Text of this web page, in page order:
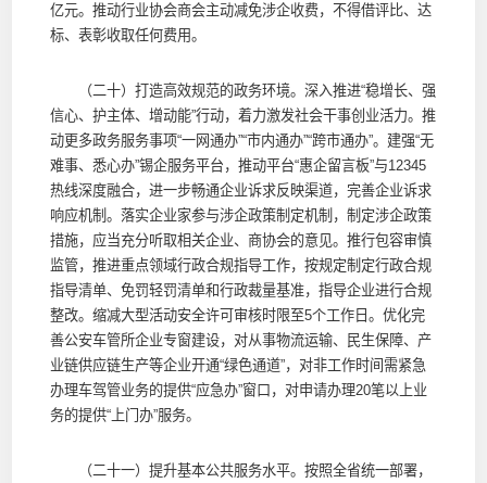
亿元。推动行业协会商会主动减免涉企收费，不得借评比、达
标、表彰收取任何费用。
（二十）打造高效规范的政务环境。深入推进“稳增长、强
信心、护主体、增动能”行动，着力激发社会干事创业活力。推
动更多政务服务事项“一网通办”“市内通办”“跨市通办”。建强“无
难事、悉心办”锡企服务平台，推动平台“惠企留言板”与12345
热线深度融合，进一步畅通企业诉求反映渠道，完善企业诉求
响应机制。落实企业家参与涉企政策制定机制，制定涉企政策
措施，应当充分听取相关企业、商协会的意见。推行包容审慎
监管，推进重点领域行政合规指导工作，按规定制定行政合规
指导清单、免罚轻罚清单和行政裁量基准，指导企业进行合规
整改。缩减大型活动安全许可审核时限至5个工作日。优化完
善公安车管所企业专窗建设，对从事物流运输、民生保障、产
业链供应链生产等企业开通“绿色通道”，对非工作时间需紧急
办理车驾管业务的提供“应急办”窗口，对申请办理20笔以上业
务的提供“上门办”服务。
（二十一）提升基本公共服务水平。按照全省统一部署，